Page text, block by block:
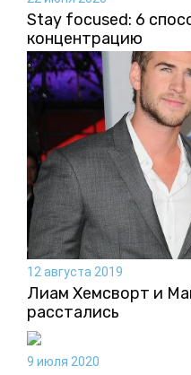
Stay focused: 6
концентрацию
12 августа 2019
Лиам Хемсворт и
расстались
9 июля 2020